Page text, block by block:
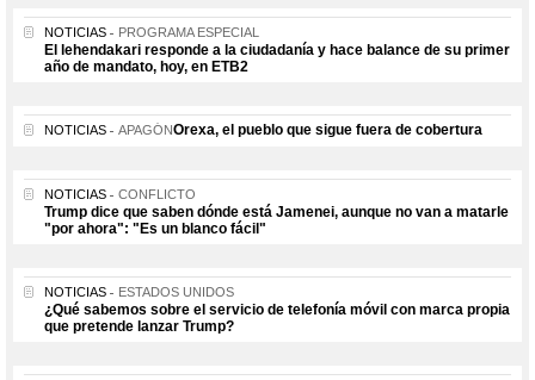
NOTICIAS PROGRAMA ESPECIAL
El lehendakari responde a la ciudadanía y hace balance de su primer
año de mandato, hoy, en ETB2
NOTICIAS APAGÓNOrexa, el pueblo que sigue fuera de cobertura
NOTICIAS CONFLICTO
Trump dice que saben dónde está Jamenei, aunque no van a matarle
"por ahora": "Es un blanco fácil"
NOTICIAS ESTADOS UNIDOS
¿Qué sabemos sobre el servicio de telefonía móvil con marca propia
que pretende lanzar Trump?